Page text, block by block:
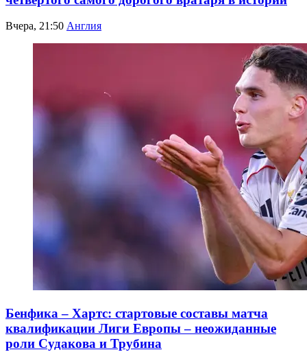
Вчера, 21:50 Англия
Бенфика – Хартс: стартовые составы матча
квалификации Лиги Европы – неожиданные
роли Судакова и Трубина